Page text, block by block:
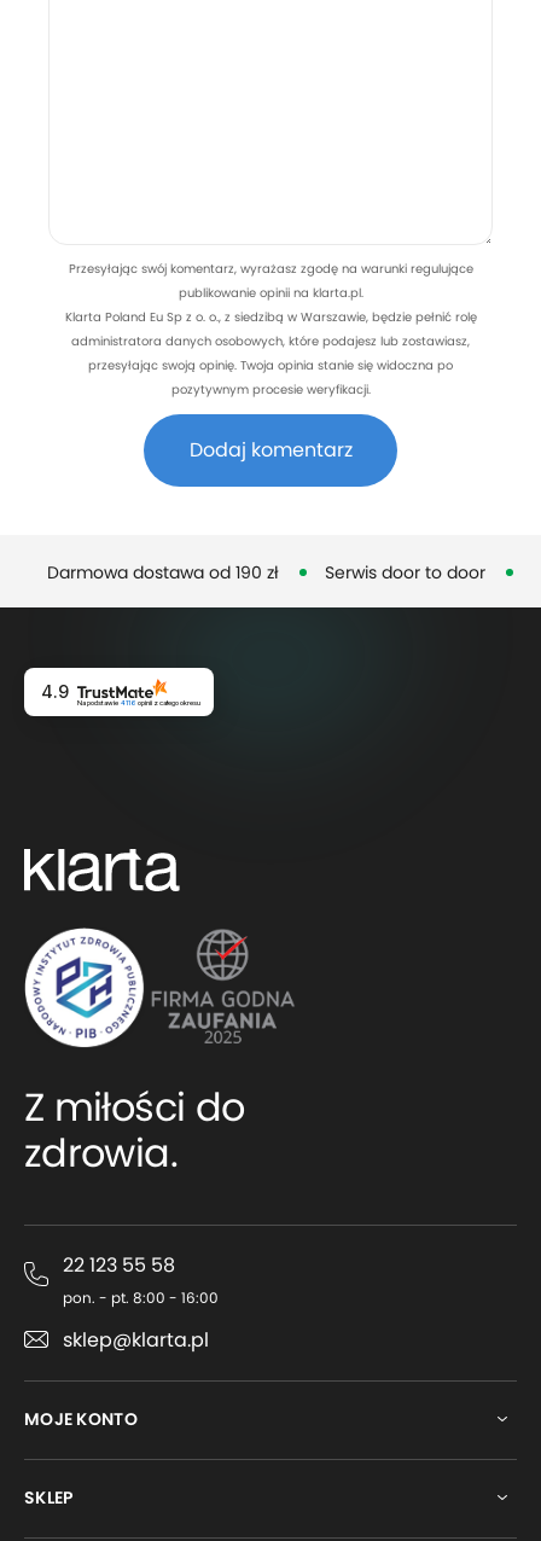
Przesyłając swój komentarz, wyrażasz zgodę na warunki regulujące
publikowanie opinii na klarta.pl.
Klarta Poland Eu Sp z o. o., z siedzibą w Warszawie, będzie pełnić rolę
administratora danych osobowych, które podajesz lub zostawiasz,
przesyłając swoją opinię. Twoja opinia stanie się widoczna po
pozytywnym procesie weryfikacji.
Darmowa dostawa od 190 zł Serwis door to door
4.9
Na podstawie 4116 opinii z całego okresu
Z miłości do
zdrowia.
22 123 55 58
pon. - pt. 8:00 - 16:00
sklep@klarta.pl
MOJE KONTO
SKLEP